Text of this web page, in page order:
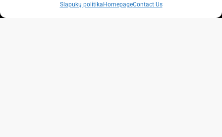
Slapukų politika HomepageContact Us
Alicant...